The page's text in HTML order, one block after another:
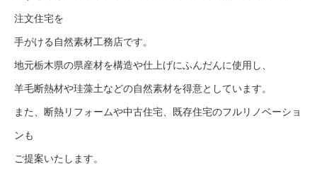
注文住宅を
手がける自然素材工務店です。
地元栃木県の県産材を構造や仕上げにふんだんに使用し、
羊毛断熱材や珪藻土などの自然素材を得意としています。
また、断熱リフォームや中古住宅、既存住宅のフルリノベーショ
ンも
ご提案いたします。